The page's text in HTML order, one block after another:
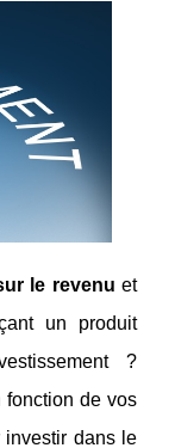
le revenu et
un produit
?
fonction de vos
investir dans le